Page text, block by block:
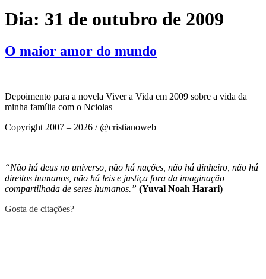
Dia: 31 de outubro de 2009
O maior amor do mundo
Depoimento para a novela Viver a Vida em 2009 sobre a vida da
minha família com o Nciolas
Copyright 2007 – 2026 / @cristianoweb
“Não há deus no universo, não há nações, não há dinheiro, não há
direitos humanos, não há leis e justiça fora da imaginação
compartilhada de seres humanos.” (Yuval Noah Harari)
Gosta de citações?